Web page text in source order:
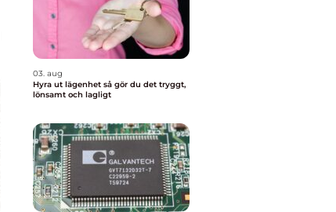
03. aug
Hyra ut lägenhet så gör du det tryggt,
lönsamt och lagligt